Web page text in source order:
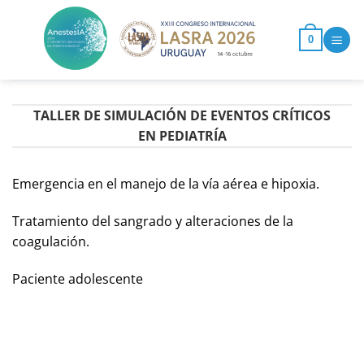
contenido
0
TALLER DE SIMULACIÓN DE EVENTOS CRÍTICOS
EN PEDIATRÍA
Emergencia en el manejo de la vía aérea e hipoxia.
Tratamiento del sangrado y alteraciones de la
coagulación.
Paciente adolescente